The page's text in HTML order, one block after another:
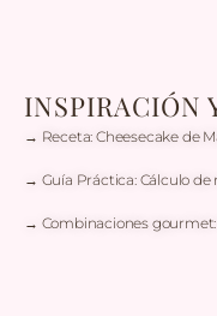
INSPIRACIÓN
→ Receta: Cheesecake de
→ Guía Práctica: Cálculo de
→ Combinaciones gourmet: